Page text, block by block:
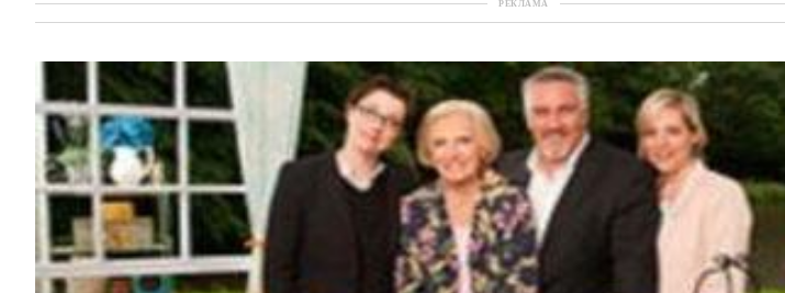
РЕКЛАМА